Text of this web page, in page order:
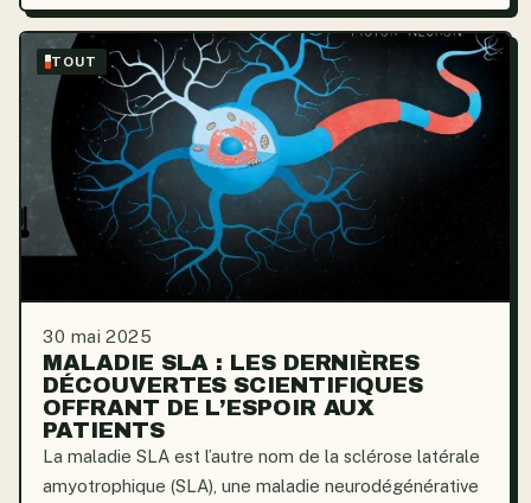
TOUT
30 mai 2025
MALADIE SLA : LES DERNIÈRES
DÉCOUVERTES SCIENTIFIQUES
OFFRANT DE L’ESPOIR AUX
PATIENTS
La maladie SLA est l’autre nom de la sclérose latérale
amyotrophique (SLA), une maladie neurodégénérative